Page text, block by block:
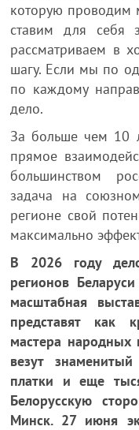
которую проводим
ставим для себя
рассматриваем в
шагу. Если мы по
по каждому
дело.
За больше чем 10
прямое
большинством
задача на
регионе свой
максимально
В 2026 году
регионов
масштабная
представят как
мастера народных
везут
платки и еще
Белорусскую
Минск. 27 июня